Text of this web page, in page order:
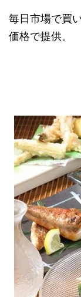
毎日市場で買
価格で提供。